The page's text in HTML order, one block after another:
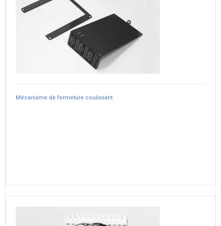
Mécanisme de fermeture coulissant